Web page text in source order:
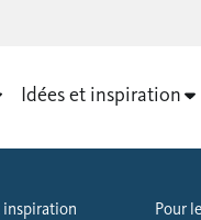
Idées et inspiration
inspiration Pour